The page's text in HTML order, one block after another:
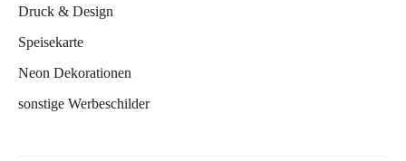
Druck & Design
Speisekarte
Neon Dekorationen
sonstige Werbeschilder